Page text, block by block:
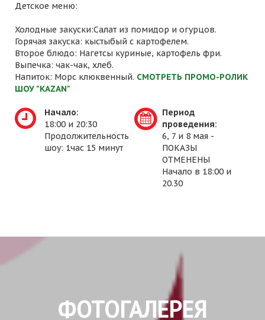
Детское меню:
Холодные закуски:Салат из помидор и огурцов.
Горячая закуска: кыстыбый с картофелем.
Второе блюдо: Нагетсы куриные, картофель фри.
Выпечка: чак-чак, хлеб.
Напиток: Морс клюквенный. СМОТРЕТЬ ПРОМО-РОЛИК
ШОУ "KAZAN"
Начало:
18:00 и 20:30
Продолжительность
шоу: 1час 15 минут
Период
проведения:
6, 7 и 8 мая -
ПОКАЗЫ
ОТМЕНЕНЫ
Начало в 18:00 и
20.30
ФОТОГАЛЕРЕЯ